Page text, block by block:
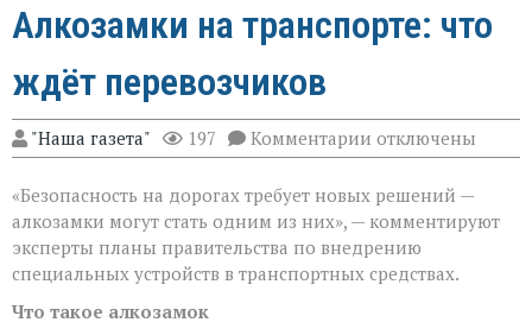
Алкозамки на транспорте: что
ждёт перевозчиков
"Наша газета" 197 Комментарии к
записи
на
транспорте:
ждёт
перевозчиков
отключены
«Безопасность на дорогах требует новых решений —
алкозамки могут стать одним из них», — комментируют
эксперты планы правительства по внедрению
специальных устройств в транспортных средствах.
Что такое алкозамок